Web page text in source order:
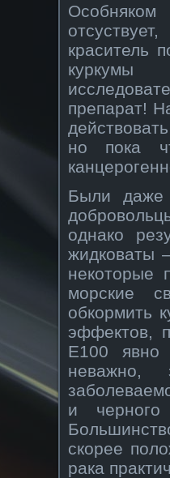
краситель
куркумы
препарат!
но пока
Были даже
однако
жидковаты
некоторые
морские
обкормить
эффектов,
Е100
неважно,
и черного
скорее
рака